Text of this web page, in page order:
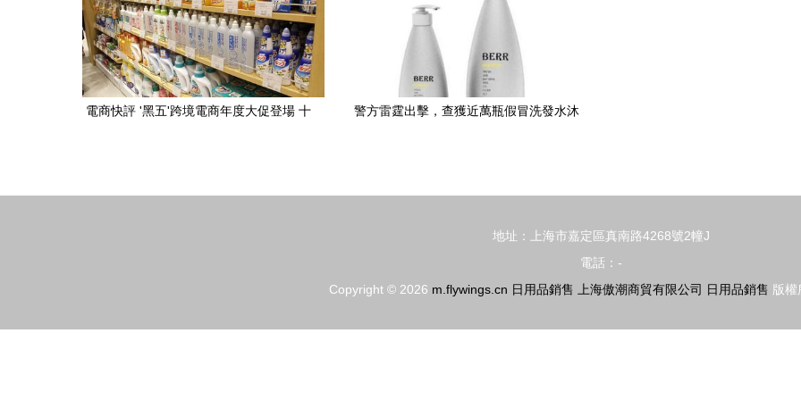
電商快評 '黑五'跨境電商年度大促登場 十
警方雷霆出擊，查獲近萬瓶假冒洗發水沐
地址：上海市嘉定區真南路4268號2幢J
電話：-
Copyright © 2026 m.flywings.cn 日用品銷售 上海傲潮商貿有限公司 日用品銷售 版權